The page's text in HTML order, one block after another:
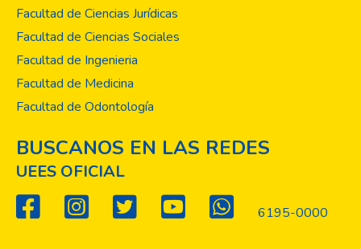
Facultad de Ciencias Jurídicas
Facultad de Ciencias Sociales
Facultad de Ingenieria
Facultad de Medicina
Facultad de Odontología
BUSCANOS EN LAS REDES
UEES OFICIAL
6195-0000